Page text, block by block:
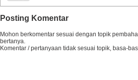
Posting Komentar
Mohon berkomentar sesuai dengan topik
bertanya.
Komentar / pertanyaan tidak sesuai topik, basa-